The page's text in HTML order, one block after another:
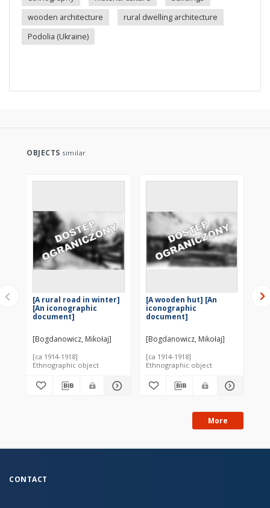
wooden architecture
rural dwelling architecture
Podolia (Ukraine)
OBJECTS similar
[A rural road in winter]
[An iconographic
document]
[Bogdanowicz, Mikołaj]
[ca 1914-1918]
Ethnographic object
[A wooden hut] [An
iconographic
document]
[Bogdanowicz, Mikołaj]
[ca 1914-1918]
Ethnographic object
[A
More
CONTACT